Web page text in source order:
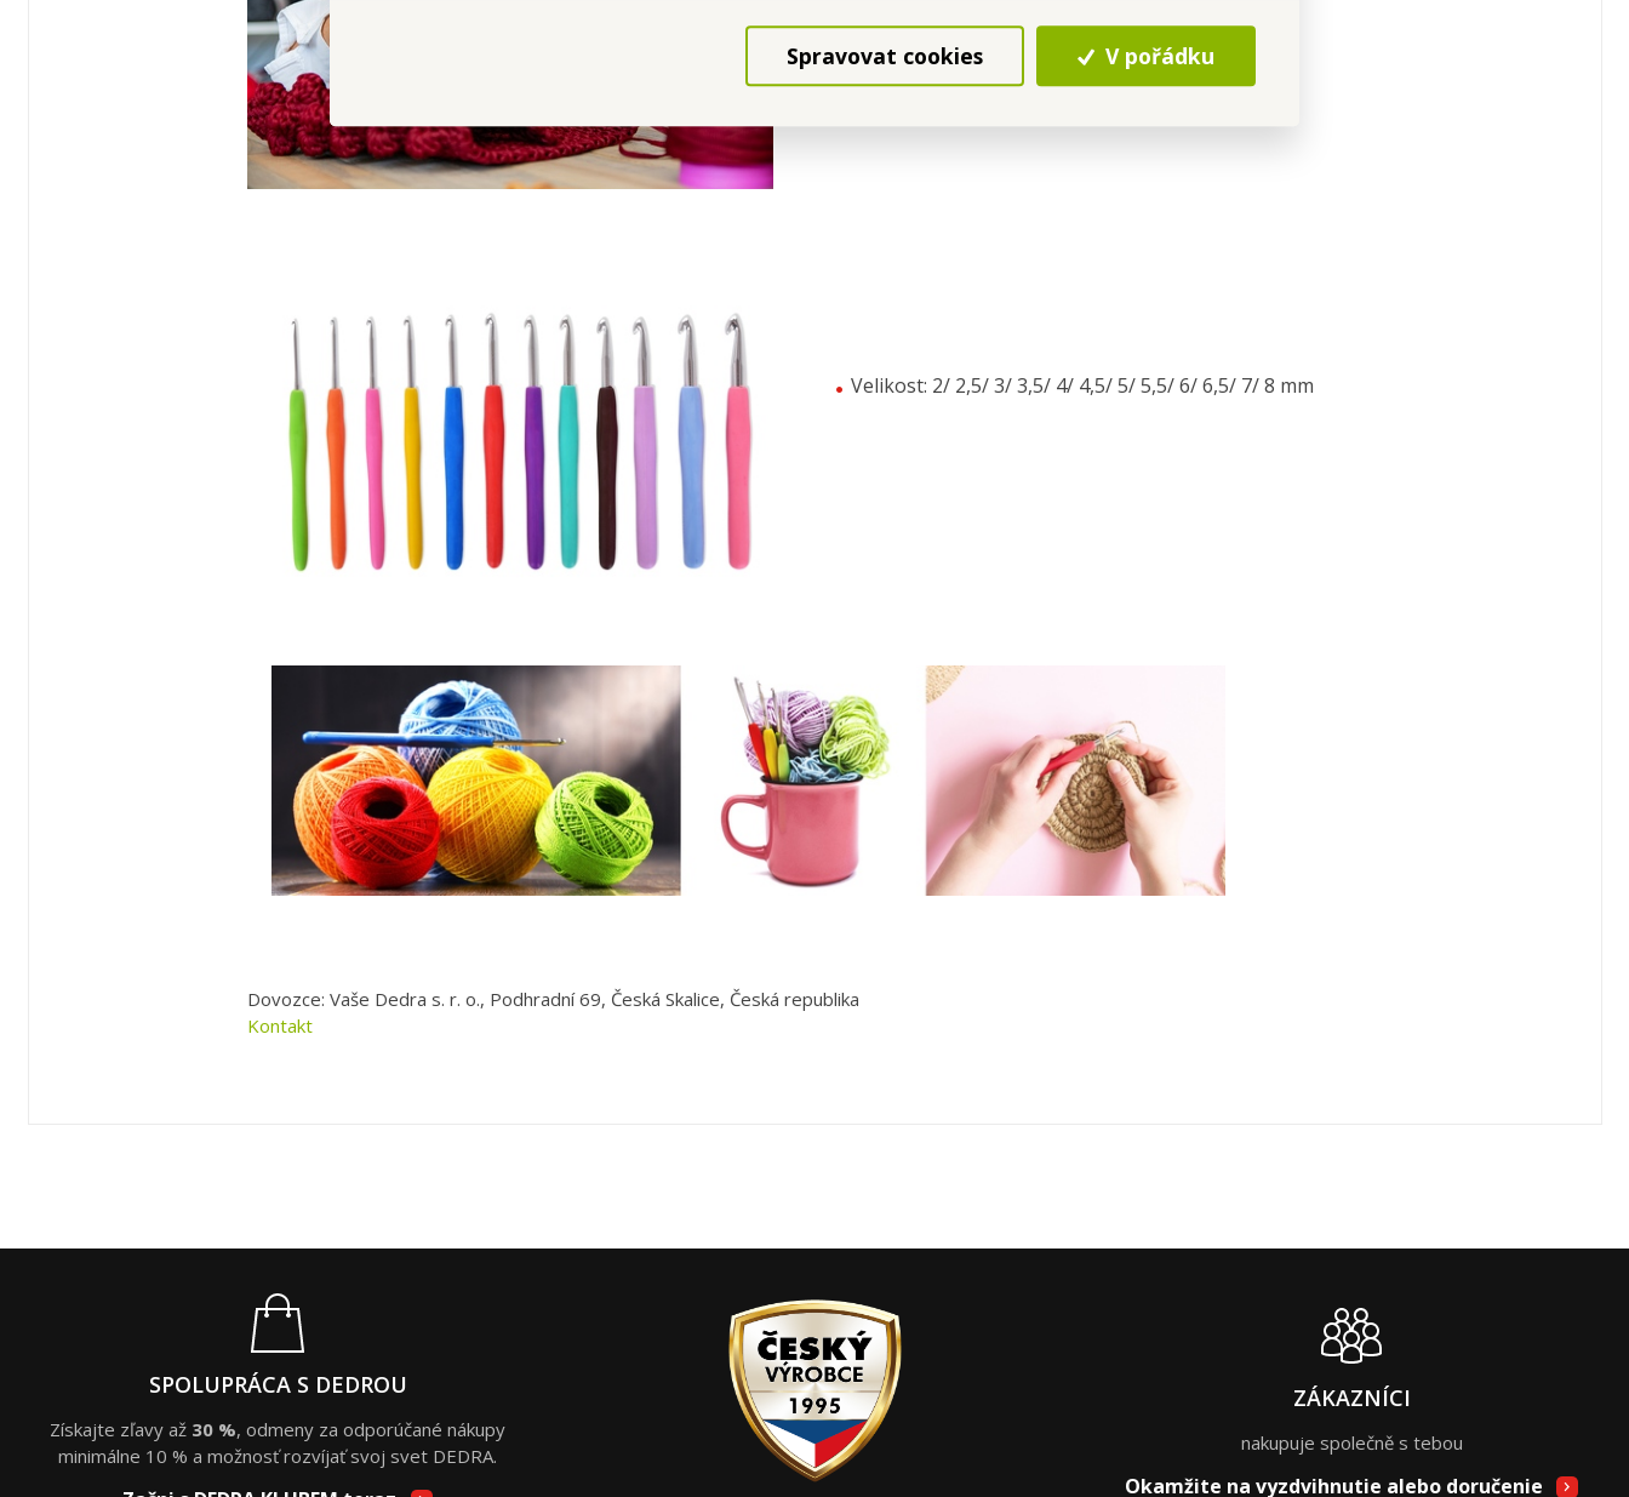
Spravovat cookies V pořádku
Velikost: 2/ 2,5/ 3/ 3,5/ 4/ 4,5/ 5/ 5,5/ 6/ 6,5/ 7/ 8 mm
Dovozce: Vaše Dedra s. r. o., Podhradní 69, Česká Skalice, Česká republika
Kontakt
SPOLUPRÁCA S DEDROU
Získajte zľavy až 30 %, odmeny za odporúčané nákupy
minimálne 10 % a možnosť rozvíjať svoj svet DEDRA.
ZÁKAZNÍCI
nakupuje společně s tebou
Okamžite na vyzdvihnutie alebo doručenie